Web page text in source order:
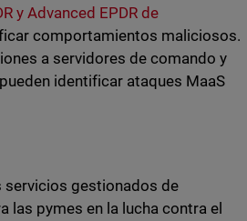
y Advanced EPDR de
comportamientos maliciosos.
a servidores de comando y
identificar ataques MaaS
servicios gestionados de
las pymes en la lucha contra el